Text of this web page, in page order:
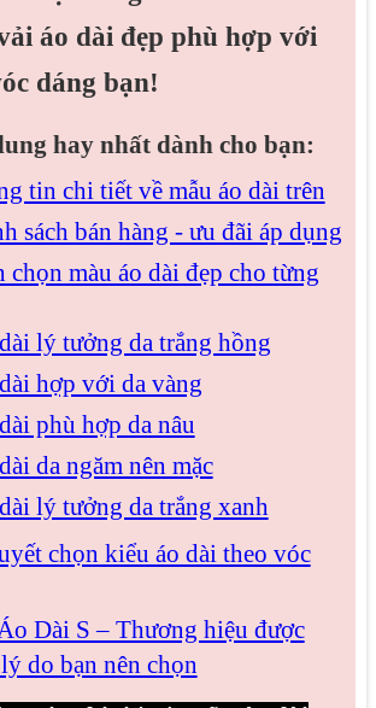
áo dài đẹp phù hợp với
dáng bạn!
hay nhất dành cho bạn:
tin chi tiết về mẫu áo dài trên
sách bán hàng - ưu đãi áp dụng
chọn màu áo dài đẹp cho từng
lý tưởng da trắng hồng
hợp với da vàng
phù hợp da nâu
da ngăm nên mặc
lý tưởng da trắng xanh
chọn kiểu áo dài theo vóc
Dài S – Thương hiệu được
do bạn nên chọn